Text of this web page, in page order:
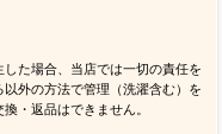
た場合、当店では一切の責任を
外の方法で管理（洗濯含む）を
・返品はできません。